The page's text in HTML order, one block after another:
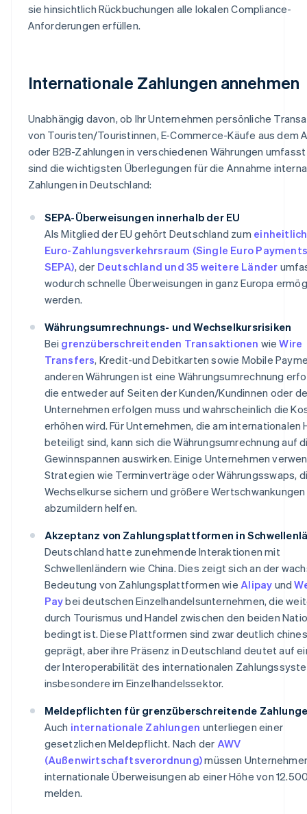
sie hinsichtlich Rückbuchungen alle lokalen Compliance-
Anforderungen erfüllen.
Internationale Zahlungen annehmen
Unabhängig davon, ob Ihr Unternehmen persönliche
von Touristen/Touristinnen, E-Commerce-Käufe aus dem
oder B2B-Zahlungen in verschiedenen Währungen
sind die wichtigsten Überlegungen für die Annahme
Zahlungen in Deutschland:
SEPA-Überweisungen innerhalb der EU
Als Mitglied der EU gehört Deutschland zum
Euro-Zahlungsverkehrsraum (Single Euro
SEPA), der Deutschland und 35 weitere Länder
wodurch schnelle Überweisungen in ganz Europa
werden.
Währungsumrechnungs- und Wechselkursrisiken
Bei grenzüberschreitenden Transaktionen wieWire
Transfers, Kredit-und Debitkarten sowie Mobile
anderen Währungen ist eine Währungsumrechnung
die entweder auf Seiten der Kunden/Kundinnen oder
Unternehmen erfolgen muss und wahrscheinlich die
erhöhen wird. Für Unternehmen, die am internationalen
beteiligt sind, kann sich die Währungsumrechnung auf
Gewinnspannen auswirken. Einige Unternehmen
Strategien wie Terminverträge oder Währungsswaps,
Wechselkurse sichern und größere Wertschwankungen
abzumildern helfen.
Akzeptanz von Zahlungsplattformen in
Deutschland hatte zunehmende Interaktionen mit
Schwellenländern wie China. Dies zeigt sich an der
Bedeutung von Zahlungsplattformen wie Alipay und
Paybei deutschen Einzelhandelsunternehmen, die
durch Tourismus und Handel zwischen den beiden
bedingt ist. Diese Plattformen sind zwar deutlich
geprägt, aber ihre Präsenz in Deutschland deutet auf
der Interoperabilität des internationalen
insbesondere im Einzelhandelssektor.
Meldepflichten für grenzüberschreitende
Auch internationale Zahlungen unterliegen einer
gesetzlichen Meldepflicht. Nach der AWV
(Außenwirtschaftsverordnung)müssen
internationale Überweisungen ab einer Höhe von
melden.